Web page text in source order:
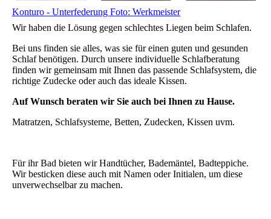
Konturo - Unterfederung Foto: Werkmeister
Wir haben die Lösung gegen schlechtes Liegen beim Schlafen.
Bei uns finden sie alles, was sie für einen guten und gesunden
Schlaf benötigen. Durch unsere individuelle Schlafberatung
finden wir gemeinsam mit Ihnen das passende Schlafsystem, die
richtige Zudecke oder auch das ideale Kissen.
Auf Wunsch beraten wir Sie auch bei Ihnen zu Hause.
Matratzen, Schlafsysteme, Betten, Zudecken, Kissen uvm.
Für ihr Bad bieten wir Handtücher, Bademäntel, Badteppiche.
Wir besticken diese auch mit Namen oder Initialen, um diese
unverwechselbar zu machen.